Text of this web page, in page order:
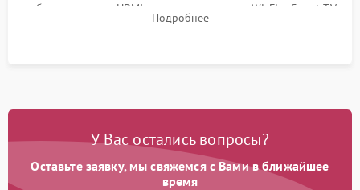
работы разъемов HDMI, динамиков, модуля Wi-Fi и Smart TV
в рабочем режиме в течение нескольких часов.
Подробнее
У Вас остались вопросы?
Оставьте заявку, мы свяжемся с Вами в ближайшее
время